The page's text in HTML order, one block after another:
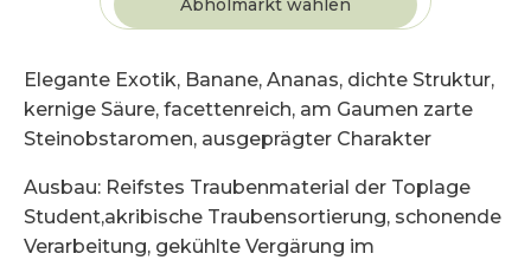
Elegante Exotik, Banane, Ananas, dichte Struktur,
kernige Säure, facettenreich, am Gaumen zarte
Steinobstaromen, ausgeprägter Charakter
Ausbau: Reifstes Traubenmaterial der Toplage
Student,akribische Traubensortierung, schonende
Verarbeitung, gekühlte Vergärung im